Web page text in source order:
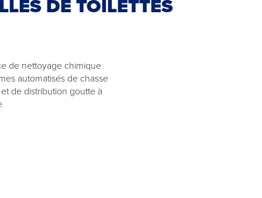
DE TOILETTES
de nettoyage chimique
automatisés de chasse
de distribution goutte à